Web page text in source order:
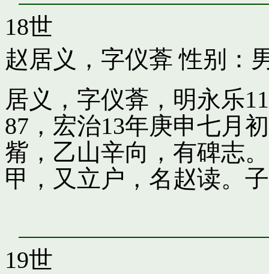
18世
赵居义，字仪葊 性别：
居义，字仪葊，明永乐
87，宏治13年庚申七月
觜，乙山辛向，有碑志
甲，又立户，名赵读。
19世